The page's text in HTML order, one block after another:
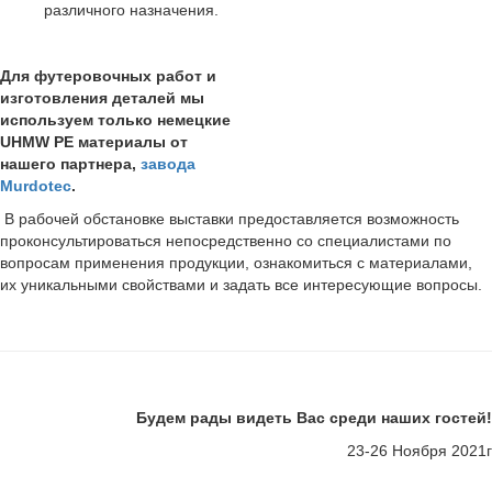
различного назначения.
Для футеровочных работ и
изготовления деталей мы
используем только немецкие
UHMW PE материалы от
нашего партнера, завода
Murdotec.
В рабочей обстановке выставки предоставляется возможность
проконсультироваться непосредственно со специалистами по
вопросам применения продукции, ознакомиться с материалами,
их уникальными свойствами и задать все интересующие вопросы.
Будем рады видеть Вас среди наших гостей!
23-26 Ноября 2021г